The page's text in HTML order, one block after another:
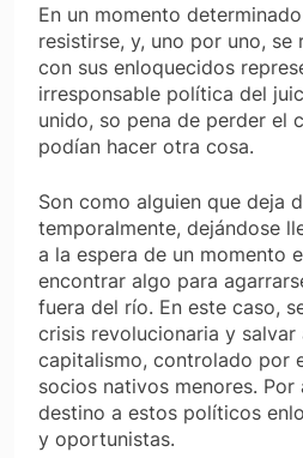
En un momento
resistirse, y, uno por uno, se
con sus enloquecidos
irresponsable política del
unido, so pena de perder el
podían hacer otra cosa.
Son como alguien que deja
temporalmente, dejándose
a la espera de un momento
encontrar algo para
fuera del río. En este caso,
crisis revolucionaria y
capitalismo, controlado por
socios nativos menores. Por
destino a estos políticos
y oportunistas.